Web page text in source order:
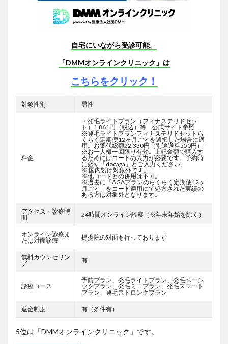
自宅にいながら受診可能。
「DMMオンラインクリニック」は
こちらをクリック！
対象性別 男性
料金
・発毛ライトプラン（フィナステリドセッ
ト）1,861円（税込）等 公式サイト参照
※発毛ライトプランフィナステリドセットら
くらく定期便12ヶ月ごとを選択した場合に適
用。お薬代総額22,330円（別途送料550円）
※お一人様一回限り有効。上記金額で購入す
るためにはコードの入力が必要です。予約時
に必ず「docaga」とご入力ください。
※ 国内製は対象外です。
※他コードとの併用は不可。
※過去に「AGAプランのらくらく定期便12ヶ
月ごと」をコード適用にて処方された実績の
ある方は対象外となります。
アクセス・診療時
間
24時間オンライン診察（※年末年始を除く）
オンライン診療ま
たは対面診療
提携院の対面も行っております
無料カウンセリン
グ
有
診療コース
予防プラン、発毛ライトプラン、発毛ベーシ
ックプラン、発毛ミニプラン、発毛スマート
プラン、発毛ストロングプラン
返金制度 有（条件有）
5位は「DMMオンラインクリニック」です。